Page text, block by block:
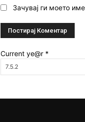
Зачувај ги моето
Current ye@r *